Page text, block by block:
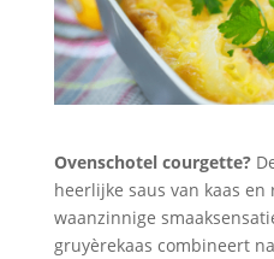
Ovenschotel courgette?
heerlijke saus van kaas en
waanzinnige
gruyèrekaas combineert